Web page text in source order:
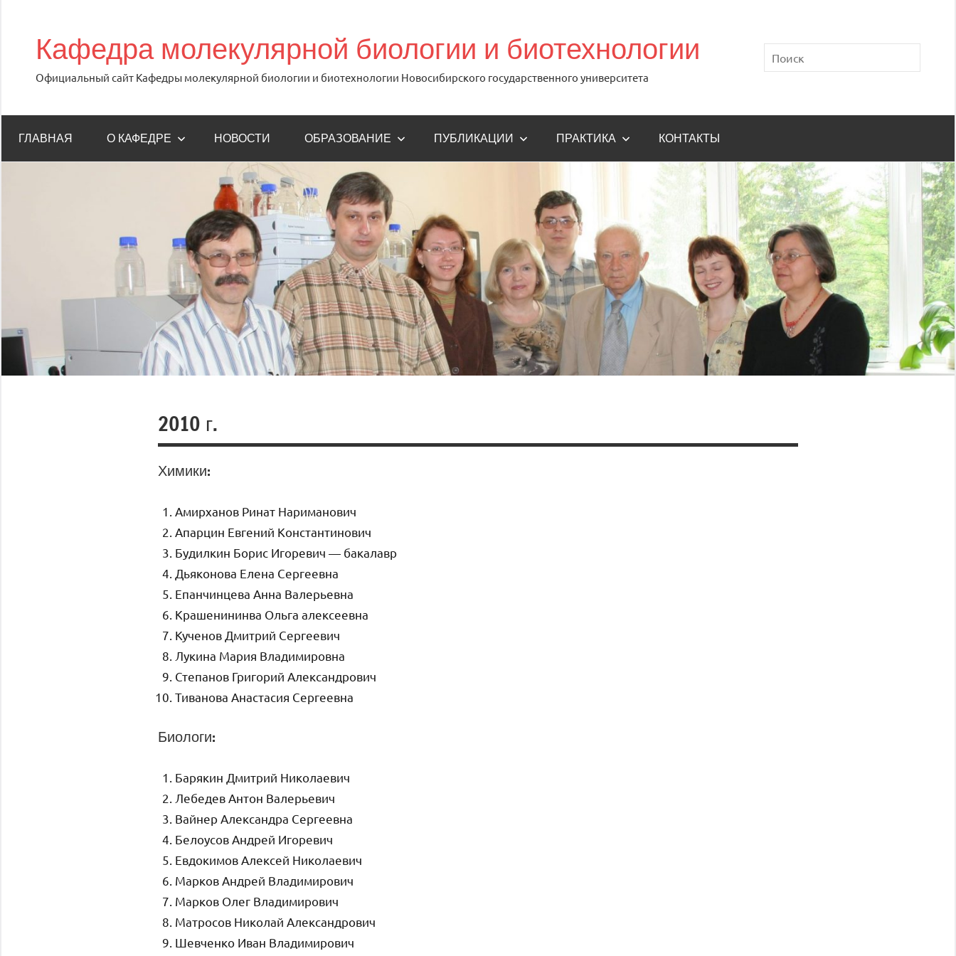
содержимому
Кафедра молекулярной биологии и биотехнологии
Официальный сайт Кафедры молекулярной биологии и биотехнологии Новосибирского государственного университета
Поиск
ГЛАВНАЯ О КАФЕДРЕ НОВОСТИ ОБРАЗОВАНИЕ ПУБЛИКАЦИИ ПРАКТИКА КОНТАКТЫ
2010 г.
Химики:
Амирханов Ринат Нариманович
Апарцин Евгений Константинович
Будилкин Борис Игоревич — бакалавр
Дьяконова Елена Сергеевна
Епанчинцева Анна Валерьевна
Крашенининва Ольга алексеевна
Кученов Дмитрий Сергеевич
Лукина Мария Владимировна
Степанов Григорий Александрович
Тиванова Анастасия Сергеевна
Биологи:
Барякин Дмитрий Николаевич
Лебедев Антон Валерьевич
Вайнер Александра Сергеевна
Белоусов Андрей Игоревич
Евдокимов Алексей Николаевич
Марков Андрей Владимирович
Марков Олег Владимирович
Матросов Николай Александрович
Шевченко Иван Владимирович